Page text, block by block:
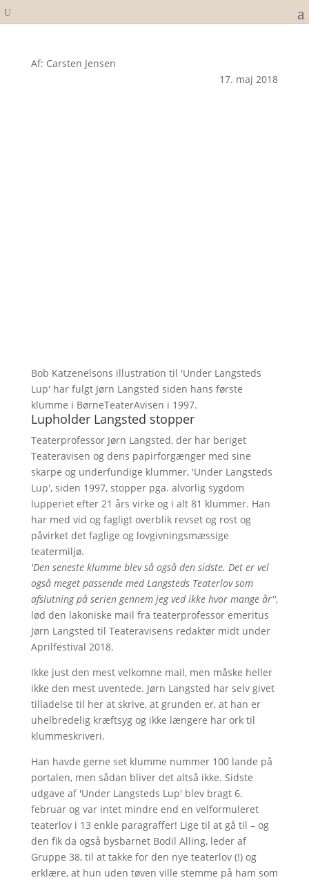
Af: Carsten Jensen
17. maj 2018
Bob Katzenelsons illustration til 'Under Langsteds
Lup' har fulgt Jørn Langsted siden hans første
klumme i BørneTeaterAvisen i 1997.
Lupholder Langsted stopper
Teaterprofessor Jørn Langsted, der har beriget
Teateravisen og dens papirforgænger med sine
skarpe og underfundige klummer, 'Under Langsteds
Lup', siden 1997, stopper pga. alvorlig sygdom
lupperiet efter 21 års virke og i alt 81 klummer. Han
har med vid og fagligt overblik revset og rost og
påvirket det faglige og lovgivningsmæssige
teatermiljø.
'Den seneste klumme blev så også den sidste. Det er vel
også meget passende med Langsteds Teaterlov som
afslutning på serien gennem jeg ved ikke hvor mange år'',
lød den lakoniske mail fra teaterprofessor emeritus
Jørn Langsted til Teateravisens redaktør midt under
Aprilfestival 2018.
Ikke just den mest velkomne mail, men måske heller
ikke den mest uventede. Jørn Langsted har selv givet
tilladelse til her at skrive, at grunden er, at han er
uhelbredelig kræftsyg og ikke længere har ork til
klummeskriveri.
Han havde gerne set klumme nummer 100 lande på
portalen, men sådan bliver det altså ikke. Sidste
udgave af 'Under Langsteds Lup' blev bragt 6.
februar og var intet mindre end en velformuleret
teaterlov i 13 enkle paragraffer! Lige til at gå til – og
den fik da også bysbarnet Bodil Alling, leder af
Gruppe 38, til at takke for den nye teaterlov (!) og
erklære, at hun uden tøven ville stemme på ham som